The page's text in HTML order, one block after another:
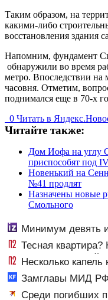
Таким образом, на
какими-либо
восстановления здания
Напомним, фундамент
обнаружили во время
метро. Впоследствии на
часовня. Отметим,
поднимался еще в 70-х
0 Читать в Я
Читайте также:
Дом Иофа на углу
приспособят под
Новенький на
№41 продлят
Назначены новые
Смольного
Минимум девять
ВСУ в Нижнекамске
Тесная
замены гладильной
Несколько
беспокоит реже:
Замглавы МИД РФ:
оставляют России
Среди погибших